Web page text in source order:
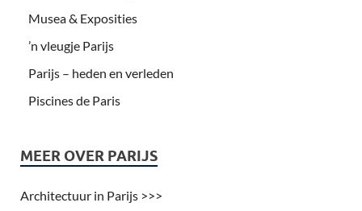
Musea & Exposities
’n vleugje Parijs
Parijs – heden en verleden
Piscines de Paris
MEER OVER PARIJS
Architectuur in Parijs >>>